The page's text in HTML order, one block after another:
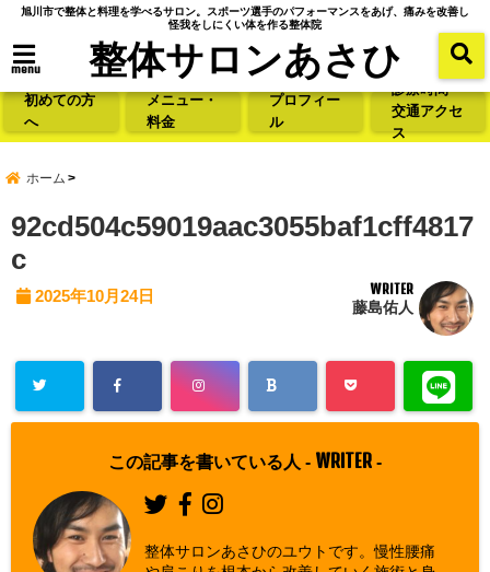
旭川市で整体と料理を学べるサロン。スポーツ選手のパフォーマンスをあげ、痛みを改善し
怪我をしにくい体を作る整体院
menu 整体サロンあさひ
初めての方
へ
メニュー・
料金
プロフィー
ル
診療時間・
交通アクセ
ス
ホーム
92cd504c59019aac3055baf1cff4817
c
2025年10月24日 WRITER
藤島佑人
この記事を書いている人 - WRITER -
整体サロンあさひのユウトです。慢性腰痛